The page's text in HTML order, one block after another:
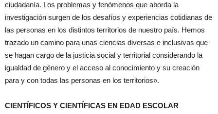
ciudadanía. Los problemas y fenómenos que aborda la
investigación surgen de los desafíos y experiencias cotidianas de
las personas en los distintos territorios de nuestro país. Hemos
trazado un camino para unas ciencias diversas e inclusivas que
se hagan cargo de la justicia social y territorial considerando la
igualdad de género y el acceso al conocimiento y su creación
para y con todas las personas en los territorios».
CIENTÍFICOS Y CIENTÍFICAS EN EDAD ESCOLAR